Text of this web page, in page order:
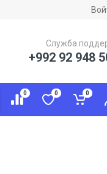
Служба
+992 92 948
0 0 0